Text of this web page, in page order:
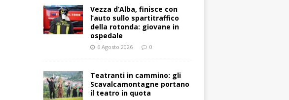
Vezza d’Alba, finisce con
l’auto sullo spartitraffico
della rotonda: giovane in
ospedale
6 Agosto 2026 0
Teatranti in cammino: gli
Scavalcamontagne portano
il teatro in quota